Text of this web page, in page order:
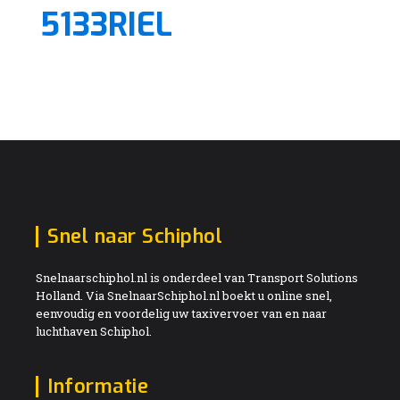
5133RIEL
Snel naar Schiphol
Snelnaarschiphol.nl is onderdeel van Transport Solutions
Holland. Via SnelnaarSchiphol.nl boekt u online snel,
eenvoudig en voordelig uw taxivervoer van en naar
luchthaven Schiphol.
Informatie